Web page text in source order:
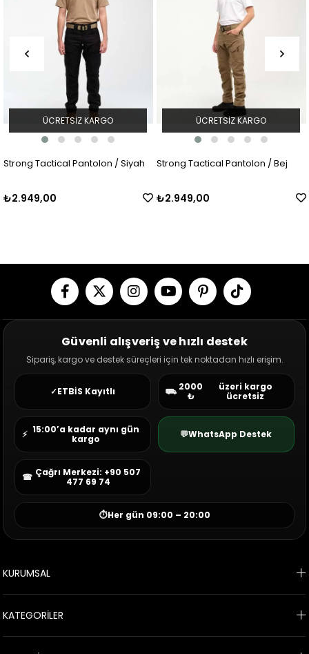
Strong Tactical Pantolon / Siyah
₺2.949,00
ÜCRETSIZ KARGO
Strong Tactical Pantolon / Bej
₺2.949,00
ÜCRETSIZ KARGO
Güvenli alışveriş ve hızlı destek
Sipariş, kargo ve destek süreçleri için tek noktadan hızlı erişim.
✓ETBİS Kayıtlı ⛟2000
₺
üzeri kargo
ücretsiz
⚡ 15:00’a kadar aynı gün
kargo
💬WhatsApp Destek
☎ Çağrı Merkezi: +90 507
477 69 74
⏱Her gün 09:00 – 20:00
KURUMSAL
KATEGORİLER